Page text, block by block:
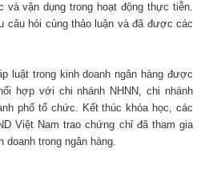
và vận dụng trong hoạt động thực tiễn.
câu hỏi cùng thảo luận và đã được các
luật trong kinh doanh ngân hàng được
hợp với chi nhánh NHNN, chi nhánh
phố tổ chức. Kết thúc khóa học, các
Việt Nam trao chứng chỉ đã tham gia
doanh trong ngân hàng.